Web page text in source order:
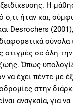
Η
ό,τι ήταν και,
Desrochers (2001),
σύνολα
στιγµές σε όλη
Όπως
να έχει πέντε µε
στην
αναγκαία, για να